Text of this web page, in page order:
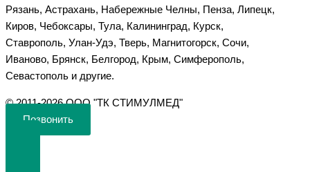
Рязань, Астрахань, Набережные Челны, Пенза, Липецк,
Киров, Чебоксары, Тула, Калининград, Курск,
Ставрополь, Улан-Удэ, Тверь, Магнитогорск, Сочи,
Иваново, Брянск, Белгород, Крым, Симферополь,
Севастополь и другие.
©️ 2011-2026 ООО "ТК СТИМУЛМЕД"
Позвонить